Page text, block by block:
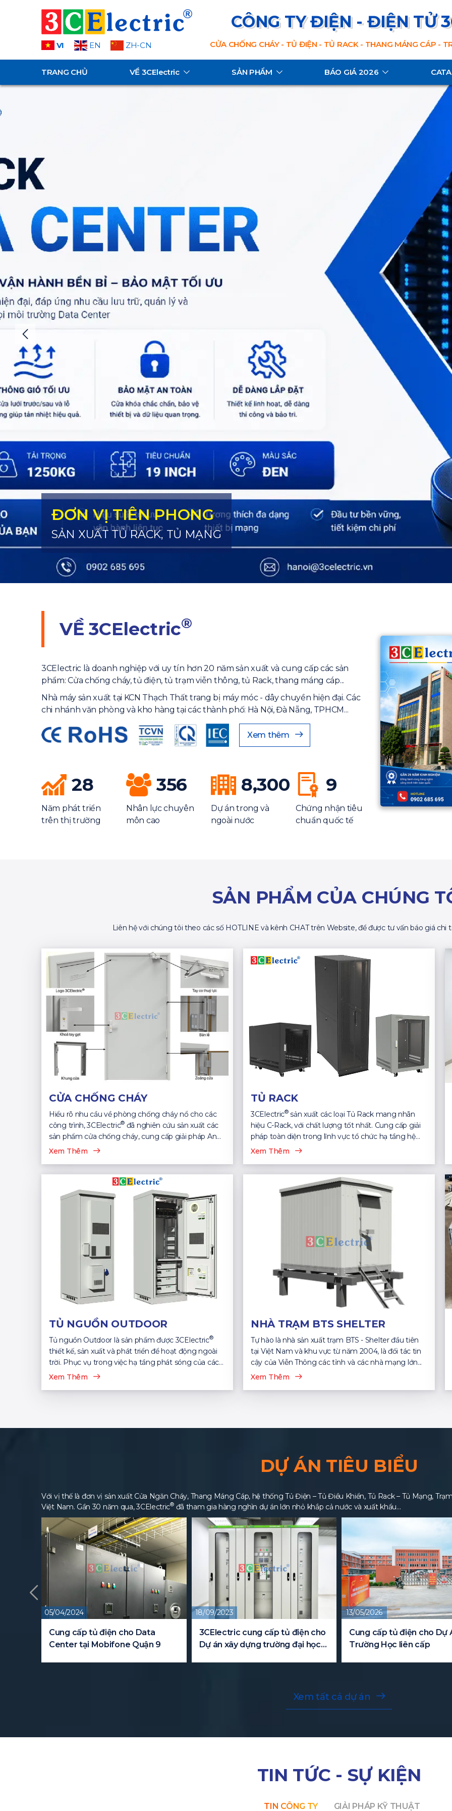
VI EN ZH-CN
CÔNG TY ĐIỆN - ĐIỆN TỬ
CỬA CHỐNG CHÁY - TỦ ĐIỆN - TỦ RACK - THANG MÁNG CÁP -
TRANG CHỦ VỀ 3CElectric SẢN PHẨM BÁO GIÁ 2026
ĐƠN VỊ TIÊN PHONG
SẢN XUẤT TỦ RACK, TỦ MẠNG
VỀ3CElectric®
3CElectric là doanh nghiệp với uy tín hơn 20 năm sản xuất và cung cấp các sản
phẩm: Cửa chống cháy, tủ điện, tủ trạm viễn thông, tủ Rack, thang máng cáp...
Nhà máy sản xuất tại KCN Thạch Thất trang bị máy móc - dây chuyền hiện đại. Các
chi nhánh văn phòng và kho hàng tại các thành phố: Hà Nội, Đà Nẵng, TPHCM...
Xem thêm
28
Năm phát triển
trên thị trường
356
Nhân lực chuyên
môn cao
8,300
Dự án trong và
ngoài nước
9
Chứng nhận tiêu
chuẩn quốc tế
SẢN PHẨM CỦA CHÚNG
Liên hệ với chúng tôi theo các số HOTLINE và kênh CHAT trên Website, để được tư vấn báo giá
CỬA CHỐNG CHÁY
Hiểu rõ nhu cầu về phòng chống cháy nổ cho các
công trình, 3CElectric® đã nghiên cứu sản xuất các
sản phẩm cửa chống cháy, cung cấp giải pháp An
Toàn...
Xem Thêm
TỦ RACK
3CElectric®sản xuất các loại Tủ Rack mang nhãn
hiệu C-Rack, với chất lượng tốt nhất. Cung cấp giải
pháp toàn diện trong lĩnh vực tổ chức hạ tầng hệ
thống CNTT...
Xem Thêm
TỦ NGUỒN OUTDOOR
Tủ nguồn Outdoor là sản phẩm được 3CElectric®
thiết kế, sản xuất và phát triển để hoạt động ngoài
trời. Phục vụ trong việc hạ tầng phát sóng của các
nhà mạng viễn thông...
Xem Thêm
NHÀ TRẠM BTS SHELTER
Tự hào là nhà sản xuất trạm BTS - Shelter đầu tiên
tại Việt Nam và khu vực từ năm 2004, là đối tác tin
cậy của Viễn Thông các tỉnh và các nhà mạng lớn...
Xem Thêm
DỰ ÁN TIÊU BIỂU
Với vị thế là đơn vị sản xuất Cửa Ngăn Cháy, Thang Máng Cáp, hệ thống Tủ Điện – Tủ Điều Khiển, Tủ Rack – Tủ Mạng,
Việt Nam. Gần 30 năm qua, 3CElectric®đã tham gia hàng nghìn dự án lớn nhỏ khắp cả nước và xuất khẩu…
05/04/2024
Cung cấp tủ điện cho Data
Center tại Mobifone Quận 9
18/09/2023
3CElectric cung cấp tủ điện cho
Dự án xây dựng trường đại học
13/05/2026
Cung cấp tủ điện cho Dự
Trường Học liên cấp
Xem tất cả dự án
TIN TỨC - SỰ KIỆN
TIN CÔNG TY GIẢI PHÁP KỸ THUẬT